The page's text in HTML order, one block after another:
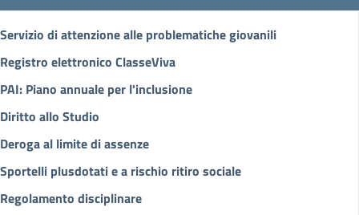
Servizio di attenzione alle problematiche giovanili
Registro elettronico ClasseViva
PAI: Piano annuale per l'inclusione
Diritto allo Studio
Deroga al limite di assenze
Sportelli plusdotati e a rischio ritiro sociale
Regolamento disciplinare